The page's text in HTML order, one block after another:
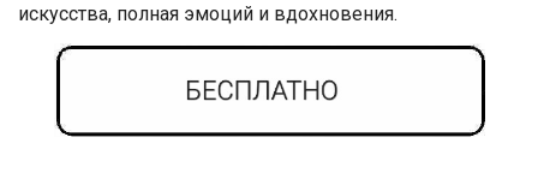
искусства, полная эмоций и вдохновения.